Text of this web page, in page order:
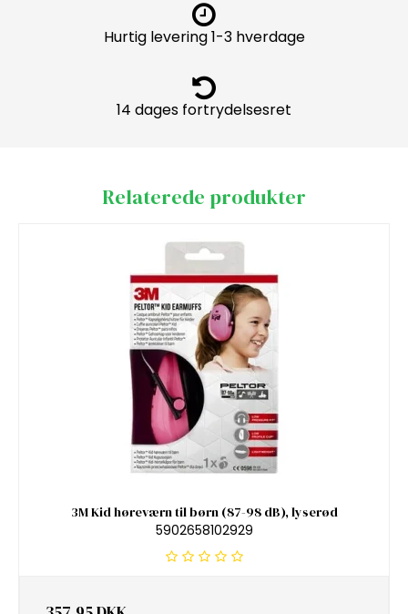
Hurtig levering 1-3 hverdage
14 dages fortrydelsesret
Relaterede produkter
3M Kid høreværn til børn (87-98 dB), lyserød
5902658102929